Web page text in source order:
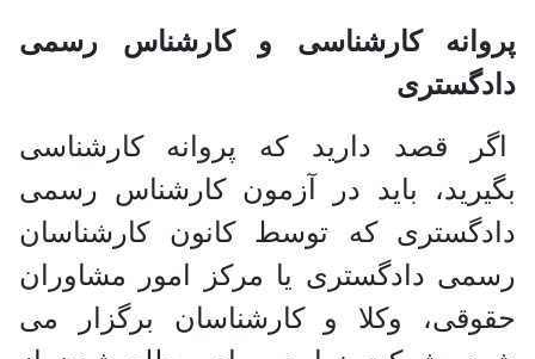
پروانه کارشناسی و کارشناس رسمی
دادگستری
اگر قصد دارید که پروانه کارشناسی
بگیرید، باید در آزمون کارشناس رسمی
دادگستری که توسط کانون کارشناسان
رسمی دادگستری یا مرکز امور مشاوران
حقوقی، وکلا و کارشناسان برگزار می